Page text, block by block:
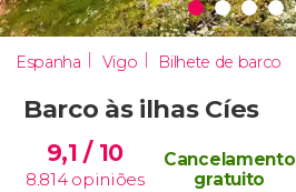
Espanha Vigo Bilhete de barco
Barco às ilhas Cíes
9,1/ 10
8.814 opiniões
Cancelamento
gratuito